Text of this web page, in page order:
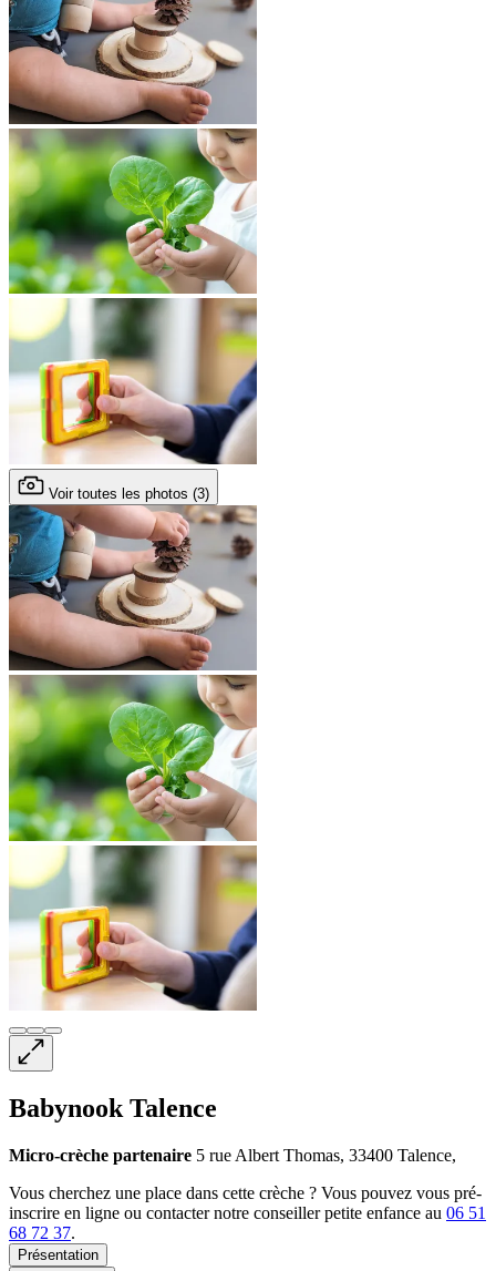
Voir toutes les photos (3)
Babynook Talence
Micro-crèche partenaire 5 rue Albert Thomas, 33400 Talence,
Vous cherchez une place dans cette crèche ? Vous pouvez vous pré-
inscrire en ligne ou contacter notre conseiller petite enfance au 06 51
68 72 37.
Présentation